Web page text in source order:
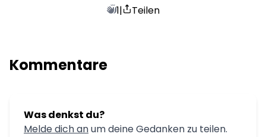
1| Teilen
Kommentare
Was denkst du?
Melde dich anum deine Gedanken zu teilen.